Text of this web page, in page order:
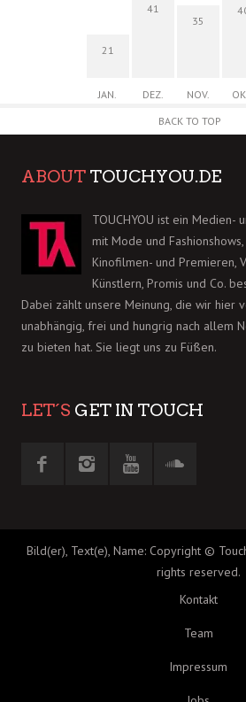
21
JAN.
41
DEZ.
35
NOV.
BACK TO TOP
ABOUT TOUCHYOU.DE
TOUCHYOU ist ein Medien-
mit Mode und
Kinofilmen- und Premieren,
Künstlern, Promis und Co.
Dabei zählt unsere Meinung, die wir hier
unabhängig, frei und hungrig nach allem
zu bieten hat. Sie liegt uns zu Füßen.
LET´S GET IN TOUCH
Bild(er), Text(e), Name: Copyright ©
rights reserved.
Kontakt
Team
Impressum